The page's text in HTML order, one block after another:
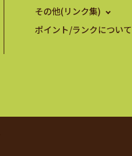
その他(リンク集)
ポイント/ランクについて